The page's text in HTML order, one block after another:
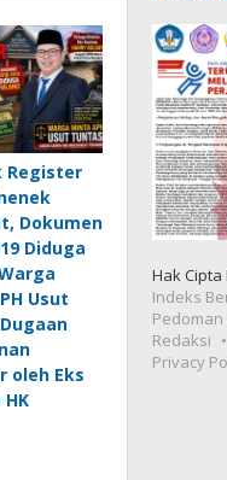
Register
Dokumen
Diduga
Usut
oleh Eks
Hak
Indeks
Redaksi
Privacy